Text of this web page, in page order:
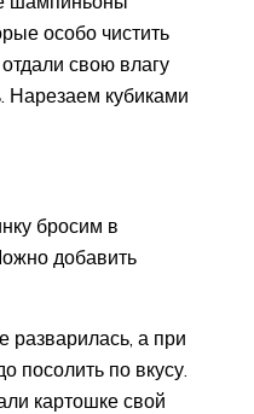
особо чистить
свою влагу
Нарезаем кубиками
бросим в
добавить
разварилась, а при
посолить по вкусу.
картошке свой